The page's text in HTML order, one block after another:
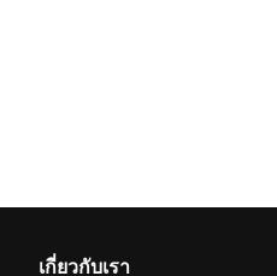
เกี่ยวกับเรา